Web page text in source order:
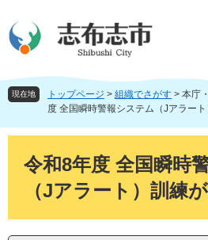
ジ
頭
ュ
飛現在地 トップページ > 組織でさがす > 本庁
度 全国瞬時警報システム（Jアラー
令和8年度 全国瞬時
（Jアラート）訓練